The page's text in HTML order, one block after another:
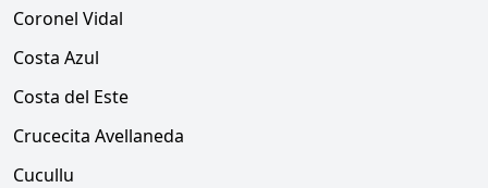
Coronel Vidal
Costa Azul
Costa del Este
Crucecita Avellaneda
Cucullu